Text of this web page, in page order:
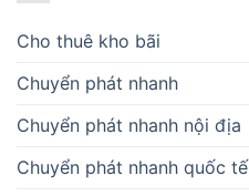
Cho thuê kho bãi
Chuyển phát nhanh
Chuyển phát nhanh nội địa
Chuyển phát nhanh quốc tế